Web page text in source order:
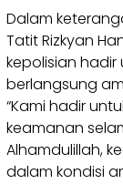
Dalam
Tatit Rizkyan
kepolisian hadir
berlangsung
“Kami hadir
keamanan
Alhamdulillah,
dalam kondisi